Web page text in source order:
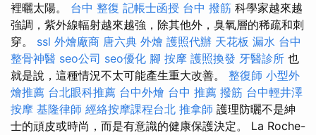
裡曬太陽。 台中 整復 記帳士函授 台中 撥筋 科學家越來越
強調，紫外線輻射越來越強，除其他外，臭氧層的稀疏和刺
穿。 ssl 外燴廠商 唐六典 外燴 護照代辦 天花板 漏水 台中
整骨神醫 seo公司 seo優化 腳 按摩 護照換發 牙醫診所 也
就是說，這種情況不太可能產生重大改善。 整復師 小型外
燴推薦 台北眼科推薦 台中外燴 台中 推薦 撥筋 台中輕井澤
按摩 基隆律師 經絡按摩課程台北 推拿師 護理防曬不是紳
士的頑皮或時尚，而是有意識的健康保護決定。 La Roche-